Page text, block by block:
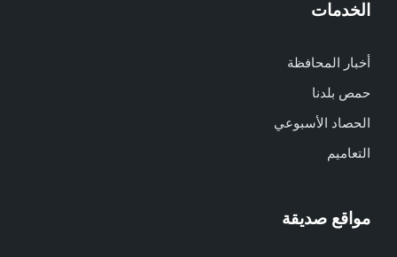
الخدمات
أخبار المحافظة
حمص بلدنا
الحصاد الأسبوعي
التعاميم
مواقع صديقة